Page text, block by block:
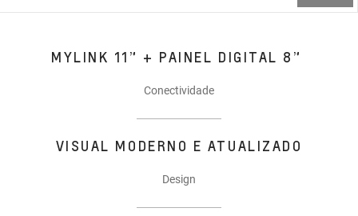
MYLINK 11” + PAINEL DIGITAL 8”
Conectividade
VISUAL MODERNO E ATUALIZADO
Design